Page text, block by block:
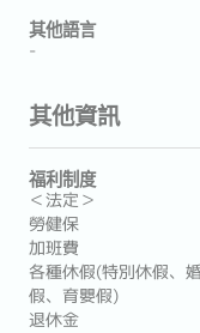
其他語言
-
其他資訊
福利制度
＜法定＞
勞健保
加班費
各種休假(特別休假、
假、育嬰假)
退休金